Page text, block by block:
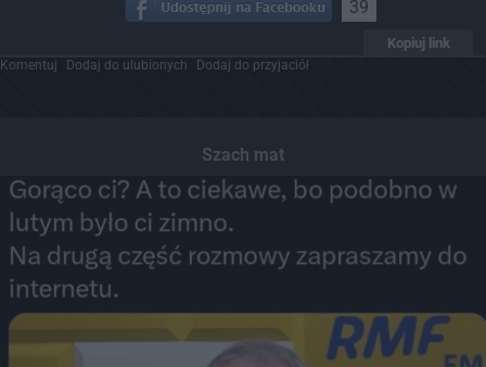
39
Kopiuj link
Komentuj Dodaj do ulubionych Dodaj do przyjaciół
Szach mat